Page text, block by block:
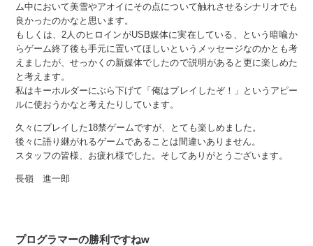
ム中において美雪やアオイにその点について触れさせるシナリオでも
良かったのかなと思います。
もしくは、2人のヒロインがUSB媒体に実在している、という暗喩か
らゲーム終了後も手元に置いてほしいというメッセージなのかとも考
えましたが、せっかくの新媒体でしたので説明があると更に楽しめた
と考えます。
私はキーホルダーにぶら下げて「俺はプレイしたぞ！」というアピー
ルに使おうかなと考えたりしています。
久々にプレイした18禁ゲームですが、とても楽しめました。
後々に語り継がれるゲームであることは間違いありません。
スタッフの皆様、お疲れ様でした。そしてありがとうございます。
長嶺 進一郎
プログラマーの勝利ですねw